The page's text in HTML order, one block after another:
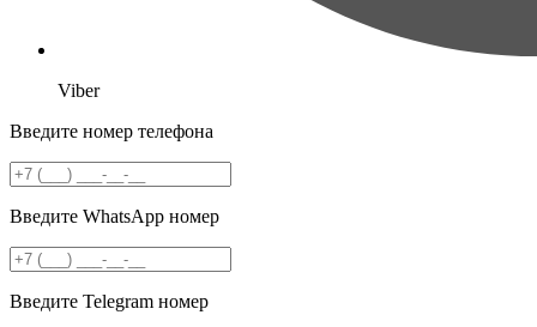
Viber
Введите номер телефона
Введите WhatsApp номер
Введите Telegram номер